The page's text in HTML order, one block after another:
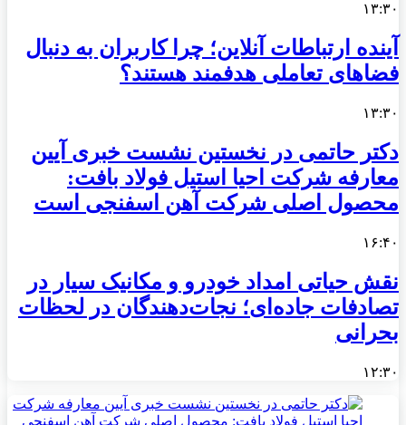
۱۳:۳۰
آینده ارتباطات آنلاین؛ چرا کاربران به دنبال
فضاهای تعاملی هدفمند هستند؟
۱۳:۳۰
دکتر حاتمی در نخستین نشست خبری آیین
معارفه شرکت احیا استیل فولاد بافت:
محصول اصلی شرکت آهن اسفنجی است
۱۶:۴۰
نقش حیاتی امداد خودرو و مکانیک سیار در
تصادفات جاده‌ای؛ نجات‌دهندگان در لحظات
بحرانی
۱۲:۳۰